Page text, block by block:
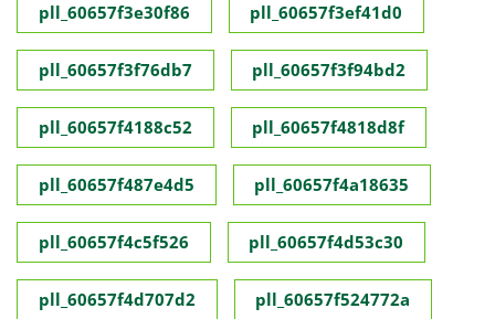
pll_60657f3e30f86 pll_60657f3ef41d0
pll_60657f3f76db7 pll_60657f3f94bd2
pll_60657f4188c52 pll_60657f4818d8f
pll_60657f487e4d5 pll_60657f4a18635
pll_60657f4c5f526 pll_60657f4d53c30
pll_60657f4d707d2 pll_60657f524772a